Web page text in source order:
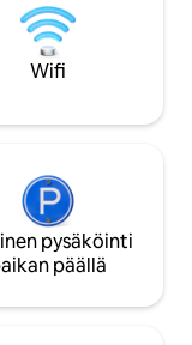
noutopalvelu
autoasemalla tai
Ilmoita meille
Wifi
pysäköinti
päällä